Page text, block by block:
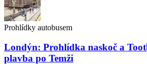
Prohlídky autobusem
Londýn: Prohlídka naskoč a
plavba po Temži